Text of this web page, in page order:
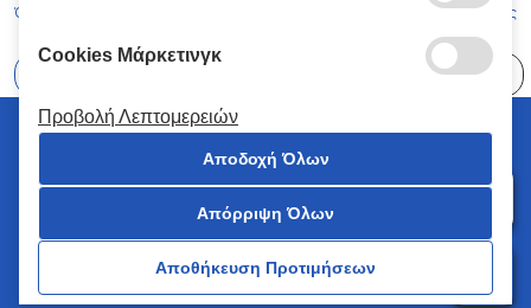
Όροι και Προϋποθέσεις Κώδικας Δεοντολογίας
© 2026 Χαλκιαδάκης all rights reserved
Cookies Μάρκετινγκ
Προβολή Λεπτομερειών
Αποδοχή Όλων
Απόρριψη Όλων
Αποθήκευση Προτιμήσεων